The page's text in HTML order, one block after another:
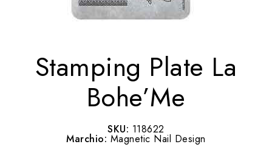
Stamping Plate La
Bohe’Me
SKU: 118622
Marchio: Magnetic Nail Design